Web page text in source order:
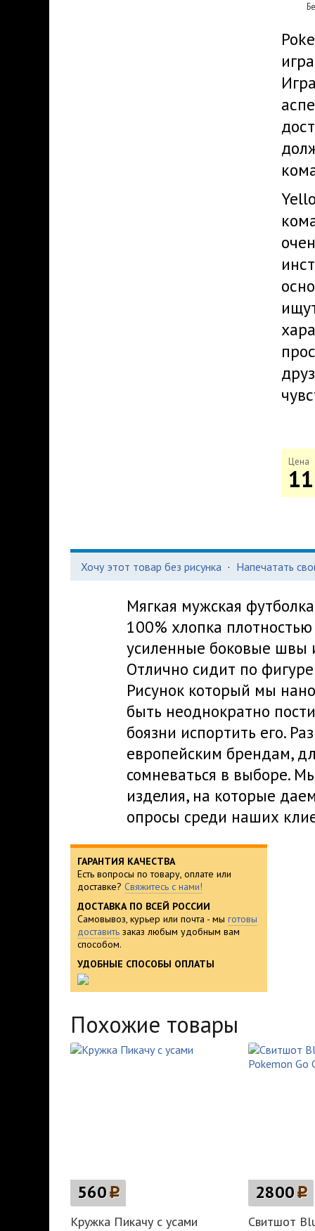
Цена
Хочу этот товар без рисунка · Напечатать
Мягкая мужская
100% хлопка
усиленные боковые швы
Отлично сидит по
Рисунок который мы
быть неоднократно
боязни испортить его.
европейским брендам,
сомневаться в выборе.
изделия, на которые
опросы среди наших
ГАРАНТИЯ КАЧЕСТВА
Есть вопросы по товару, оплате или
доставке? Свяжитесь с нами!
ДОСТАВКА ПО ВСЕЙ РОССИИ
Самовывоз, курьер или почта - мы готовы
доставить заказ любым удобным вам
способом.
УДОБНЫЕ СПОСОБЫ ОПЛАТЫ
Похожие товары
560p
Кружка Пикачу с усами
2800p
Свитшот